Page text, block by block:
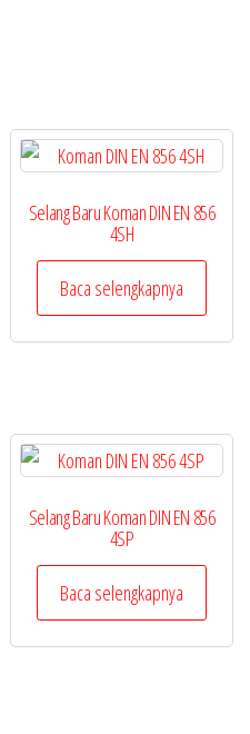
Selang Baru Koman DIN EN 856
4SH
Baca selengkapnya
Selang Baru Koman DIN EN 856
4SP
Baca selengkapnya